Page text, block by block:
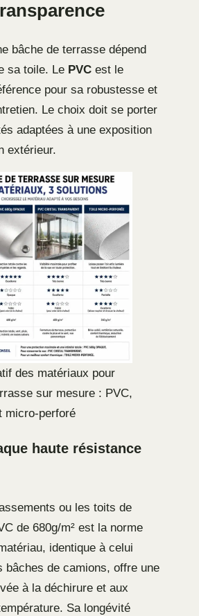
bâche de terrasse dépend
sa toile. Le PVC est le
pour sa robustesse et
Le choix doit se porter
adaptées à une exposition
extérieur.
des matériaux pour
sur mesure : PVC,
micro-perforé
haute résistance
ou les toits de
de 680g/m² est la norme
identique à celui
bâches de camions, offre une
à la déchirure et aux
Sa longévité